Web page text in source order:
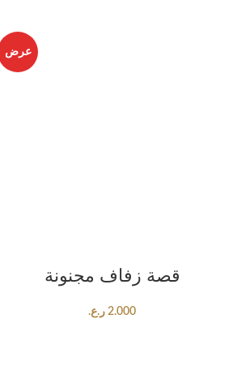
عرض
قصة زفاف مجنونة
2.000 ر.ع.